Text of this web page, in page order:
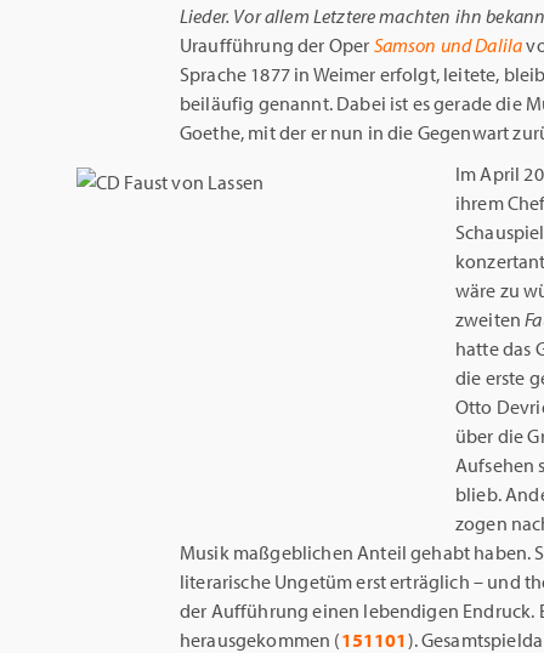
Lieder. Vor allem Letztere machten ihn
Uraufführung der Oper Samson und Dalila
Sprache 1877 in Weimer erfolgt, leitete,
beiläufig genannt. Dabei ist es gerade die
Goethe, mit der er nun in die Gegenwart
Im April
ihrem
wäre zu
zweiten
hatte das
die erste
Otto
über die
Aufsehen
blieb.
zogen
Musik maßgeblichen Anteil gehabt haben.
literarische Ungetüm erst erträglich – und
der Aufführung einen lebendigen Endruck.
herausgekommen (151101).